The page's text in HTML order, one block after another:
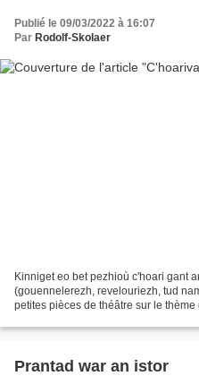
Publié le 09/03/2022 à 16:07
Par Rodolf-Skolaer
Kinniget eo bet pezhioù c'hoari gant
(gouennelerezh, revelouriezh, tud
petites pièces de théâtre sur le thème
Prantad war an istor